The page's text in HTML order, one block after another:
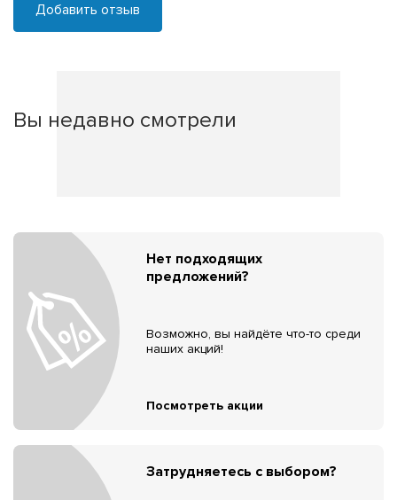
Добавить отзыв
Вы недавно смотрели
Нет подходящих
предложений?
Возможно, вы найдёте что-то среди
наших акций!
Посмотреть акции
Затрудняетесь с выбором?